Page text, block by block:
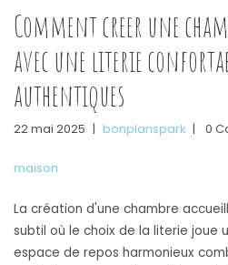
Comment creer une
avec une literie
authentiques
22 mai 2025 | bonplanspark | 0
maison
La création d'une chambre
subtil où le choix de la literie joue
espace de repos harmonieux